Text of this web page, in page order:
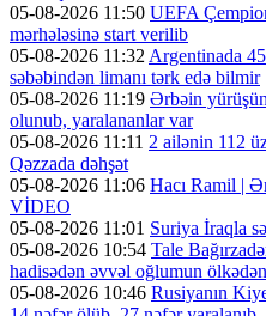
05-08-2026 11:50 UEFA
mərhələsinə start verilib
05-08-2026 11:32 Argentinada
səbəbindən limanı tərk edə bilmir
05-08-2026 11:19 Ərbəin
olunub, yaralananlar var
05-08-2026 11:11 2 ailənin 112
Qəzzada dəhşət
05-08-2026 11:06 Hacı Ramil |
VİDEO
05-08-2026 11:01 Suriya İraqla
05-08-2026 10:54 Tale
hadisədən əvvəl oğlumun
05-08-2026 10:46 Rusiyanın